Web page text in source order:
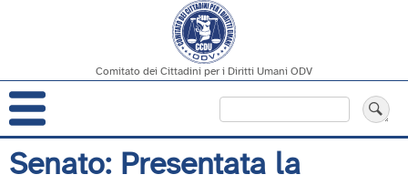
Salta
al
Comitato dei Cittadini per i Diritti Umani ODV
Navigazione
principale
Senato: Presentata la